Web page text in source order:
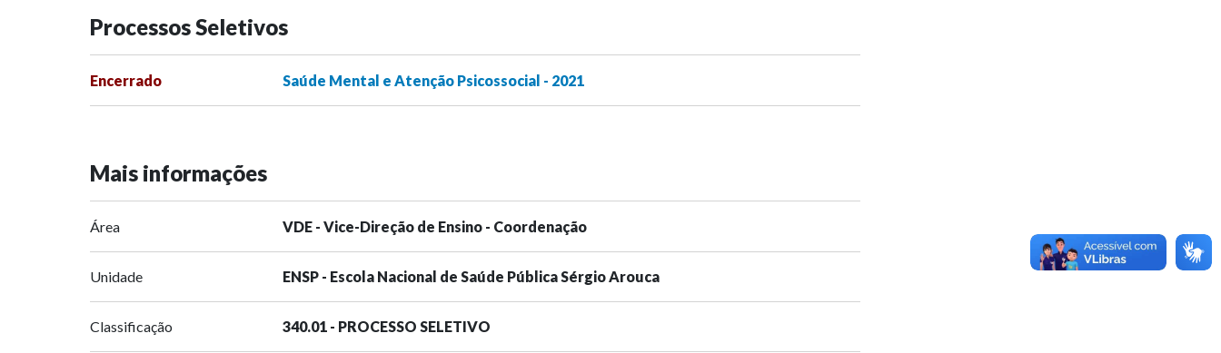
Processos Seletivos
Encerrado Saúde Mental e Atenção Psicossocial - 2021
Mais informações
Área VDE - Vice-Direção de Ensino - Coordenação
Unidade ENSP - Escola Nacional de Saúde Pública Sérgio Arouca
Classificação 340.01 - PROCESSO SELETIVO